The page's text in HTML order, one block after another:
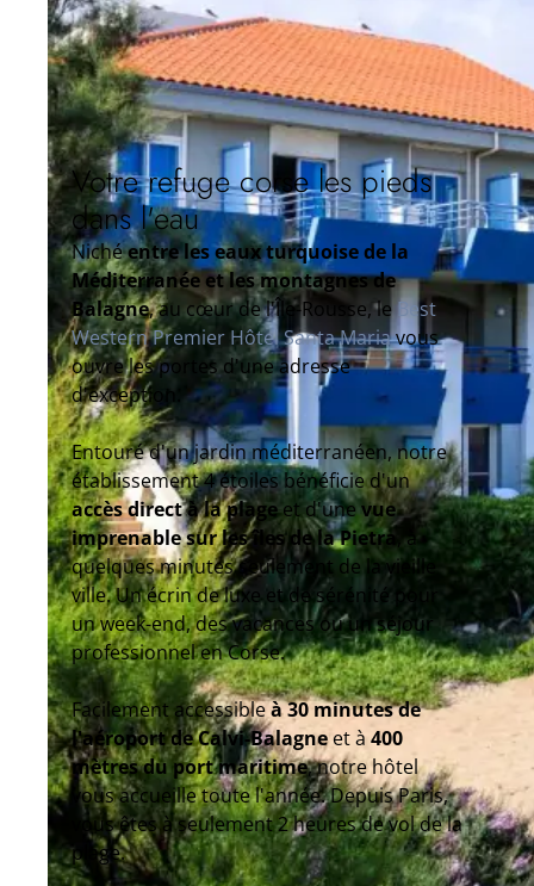
Votre refuge corse les pieds
dans l'eau
Nichéentre les eaux turquoise de la
Méditerranée et les montagnes de
Balagne, au cœur de l'Île-Rousse, leBest
Western Premier Hôtel Santa Mariavous
ouvre les portes d'une adresse
d'exception.
Entouré d'un jardin méditerranéen, notre
établissement 4 étoiles bénéficie d'un
accès direct à la plageet d'unevue
imprenable sur les îles de la Pietra , à
quelques minutes seulement de la vieille
ville. Un écrin de luxe et de sérénité pour
un week-end, des vacances ou un séjour
professionnel en Corse.
Facilement accessibleà 30 minutes de
l'aéroport de Calvi-Balagneet à 400
mètres du port maritime, notre hôtel
vous accueille toute l'année. Depuis Paris,
vous êtes à seulement 2 heures de vol de la
plage.